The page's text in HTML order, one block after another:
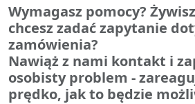
Wymagasz pomocy?
chcesz zadać zapytanie
zamówienia?
Nawiąż z nami kontakt i
osobisty problem -
prędko, jak to będzie